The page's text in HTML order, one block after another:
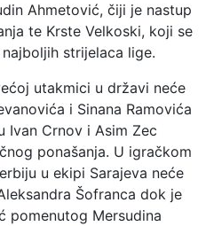
Ahmetović, čiji je nastup
te Krste Velkoski, koji se
strijelaca lige.
utakmici u državi neće
i Sinana Ramovića
Ivan Crnov i Asim Zec
ponašanja. U igračkom
u ekipi Sarajeva neće
Šofranca dok je
pomenutog Mersudina